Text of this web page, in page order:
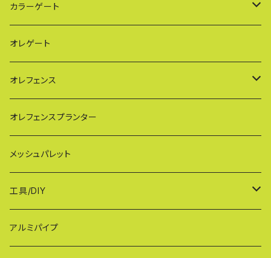
BXGシリーズ（傾斜地対応/家庭用アルミゲート）
FXG（一輪/傾斜地対応アルミゲート）
HXG（傾斜地対応アルミゲート）
AXG（パネル兼用タイプ）
MXG（最高級 パネル兼用タイプ）
CXG（パネル取付不可タイプ）
XXG（パネル専用タイプ）
通常サイズ KB90
大型サイズ KB93
特大サイズ KB108
奥行ワイド KB114
シンプルモデル KB90-PT
カラーゲート
QXGシリーズ（ご家庭用）
SXGシリーズ(ご家庭用/ペットゲート)
VXGシリーズ（ご家庭用）
WXGシリーズ（ご家庭用）
TXGシリーズ（ご家庭用/和風）
オレゲート
オレフェンス
幅60cmタイプ
幅90cmタイプ
幅120cmタイプ
オレフェンスプランター
メッシュパレット
工具/DIY
荷揚げバケツ
アルミパイプ